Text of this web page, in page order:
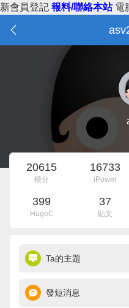
新會員登記 報料/聯絡本站 電
20615
積分
16733
iPower
399
HugeC
37
貼文
Ta的主題
發短消息